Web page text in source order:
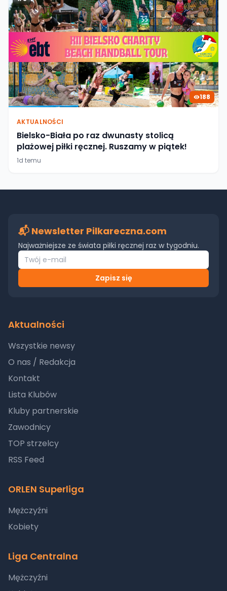
188
AKTUALNOŚCI
Bielsko-Biała po raz dwunasty stolicą
plażowej piłki ręcznej. Ruszamy w piątek!
1d temu
📬 Newsletter Pilkareczna.com
Najważniejsze ze świata piłki ręcznej raz w tygodniu.
Zapisz się
Aktualności
Wszystkie newsy
O nas / Redakcja
Kontakt
Lista Klubów
Kluby partnerskie
Zawodnicy
TOP strzelcy
RSS Feed
ORLEN Superliga
Mężczyźni
Kobiety
Liga Centralna
Mężczyźni